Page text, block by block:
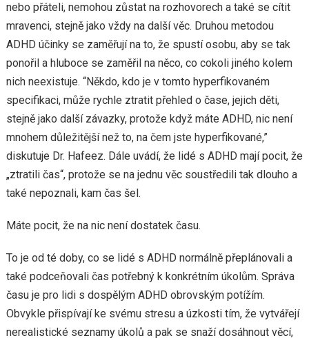
nebo přáteli, nemohou zůstat na rozhovorech a také se cítit
mravenci, stejně jako vždy na další věc. Druhou metodou
ADHD účinky se zaměřují na to, že spustí osobu, aby se tak
ponořil a hluboce se zaměřil na něco, co cokoli jiného kolem
nich neexistuje. “Někdo, kdo je v tomto hyperfikovaném
specifikaci, může rychle ztratit přehled o čase, jejich děti,
stejně jako další závazky, protože když máte ADHD, nic není
mnohem důležitější než to, na čem jste hyperfikované,”
diskutuje Dr. Hafeez. Dále uvádí, že lidé s ADHD mají pocit, že
„ztratili čas“, protože se na jednu věc soustředili tak dlouho a
také nepoznali, kam čas šel.
Máte pocit, že na nic není dostatek času.
To je od té doby, co se lidé s ADHD normálně přeplánovali a
také podceňovali čas potřebný k konkrétním úkolům. Správa
času je pro lidi s dospělým ADHD obrovským potížím.
Obvykle přispívají ke svému stresu a úzkosti tím, že vytvářejí
nerealistické seznamy úkolů a pak se snaží dosáhnout věcí,